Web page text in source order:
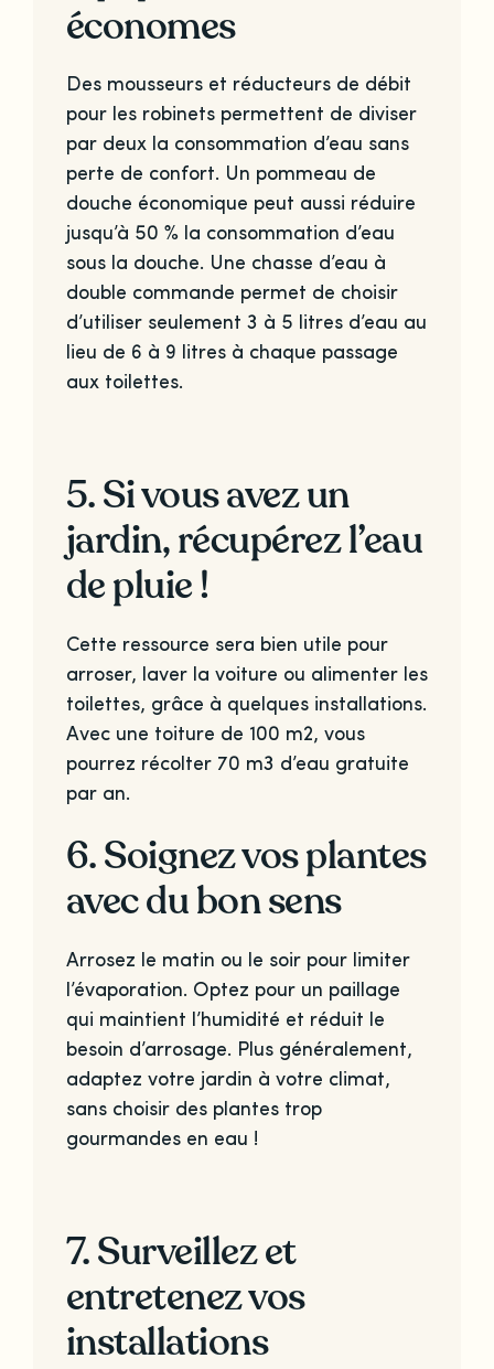
économes
Des mousseurs et réducteurs de débit
pour les robinets permettent de diviser
par deux la consommation d’eau sans
perte de confort. Un pommeau de
douche économique peut aussi réduire
jusqu’à 50 % la consommation d’eau
sous la douche. Une chasse d’eau à
double commande permet de choisir
d’utiliser seulement 3 à 5 litres d’eau au
lieu de 6 à 9 litres à chaque passage
aux toilettes.
5. Si vous avez un
jardin, récupérez l’eau
de pluie !
Cette ressource sera bien utile pour
arroser, laver la voiture ou alimenter les
toilettes, grâce à quelques installations.
Avec une toiture de 100 m2, vous
pourrez récolter 70 m3 d’eau gratuite
par an.
6. Soignez vos plantes
avec du bon sens
Arrosez le matin ou le soir pour limiter
l’évaporation. Optez pour un paillage
qui maintient l’humidité et réduit le
besoin d’arrosage. Plus généralement,
adaptez votre jardin à votre climat,
sans choisir des plantes trop
gourmandes en eau !
7. Surveillez et
entretenez vos
installations